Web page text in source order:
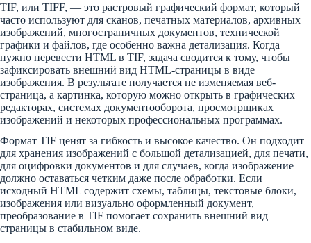
TIF, или TIFF, — это растровый графический формат, который
часто используют для сканов, печатных материалов, архивных
изображений, многостраничных документов, технической
графики и файлов, где особенно важна детализация. Когда
нужно перевести HTML в TIF, задача сводится к тому, чтобы
зафиксировать внешний вид HTML-страницы в виде
изображения. В результате получается не изменяемая веб-
страница, а картинка, которую можно открыть в графических
редакторах, системах документооборота, просмотрщиках
изображений и некоторых профессиональных программах.
Формат TIF ценят за гибкость и высокое качество. Он подходит
для хранения изображений с большой детализацией, для печати,
для оцифровки документов и для случаев, когда изображение
должно оставаться четким даже после обработки. Если
исходный HTML содержит схемы, таблицы, текстовые блоки,
изображения или визуально оформленный документ,
преобразование в TIF помогает сохранить внешний вид
страницы в стабильном виде.